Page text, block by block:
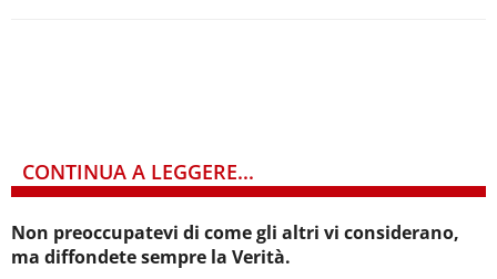
CONTINUA A LEGGERE...
Non preoccupatevi di come gli altri vi considerano,
ma diffondete sempre la Verità.